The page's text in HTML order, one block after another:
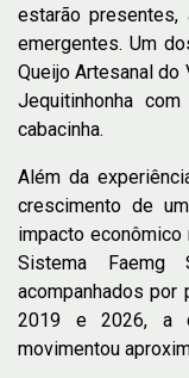
estarão
emergentes. Um
Queijo Artesanal do
Jequitinhonha
cabacinha.
Além da
crescimento de
impacto
Sistema Faemg
acompanhados por
2019 e 2026, a
movimentou